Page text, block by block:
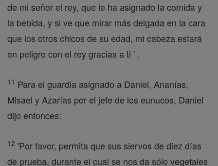
de mi señor el rey, que le ha asignado la comida y
la bebida, y si ve que mirar más delgada en la cara
que los otros chicos de su edad, mi cabeza estará
en peligro con el rey gracias a ti ' .
11 Para el guardia asignado a Daniel, Ananías,
Misael y Azarías por el jefe de los eunucos, Daniel
dijo entonces:
12 'Por favor, permita que sus siervos de diez días
de prueba, durante el cual se nos da sólo vegetales